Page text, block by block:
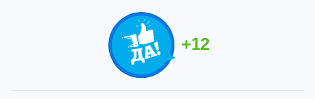
+12